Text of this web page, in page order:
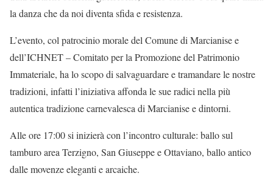
la danza che da noi diventa sfida e resistenza.
L’evento, col patrocinio morale del Comune di Marcianise e
dell’ICHNET – Comitato per la Promozione del Patrimonio
Immateriale, ha lo scopo di salvaguardare e tramandare le nostre
tradizioni, infatti l’iniziativa affonda le sue radici nella più
autentica tradizione carnevalesca di Marcianise e dintorni.
Alle ore 17:00 si inizierà con l’incontro culturale: ballo sul
tamburo area Terzigno, San Giuseppe e Ottaviano, ballo antico
dalle movenze eleganti e arcaiche.